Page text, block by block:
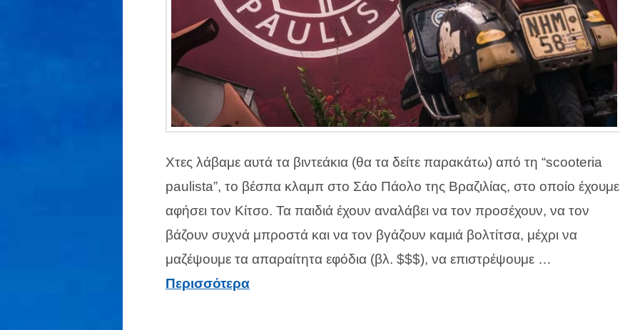
Χτες λάβαμε αυτά τα βιντεάκια (θα τα δείτε παρακάτω) από τη “scooteria
paulista”, το βέσπα κλαμπ στο Σάο Πάολο της Βραζιλίας, στο οποίο έχουμε
αφήσει τον Κίτσο. Τα παιδιά έχουν αναλάβει να τον προσέχουν, να τον
βάζουν συχνά μπροστά και να τον βγάζουν καμιά βολτίτσα, μέχρι να
μαζέψουμε τα απαραίτητα εφόδια (βλ. $$$), να επιστρέψουμε …
Περισσότερα